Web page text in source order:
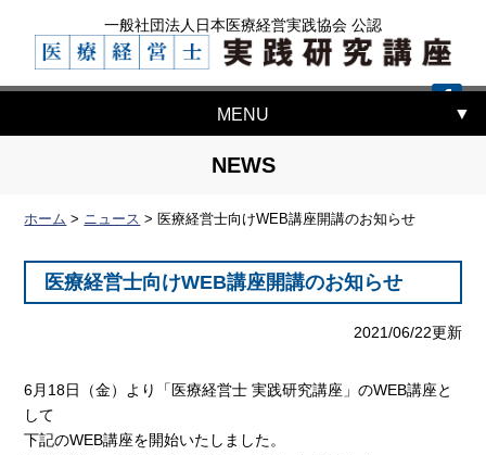
一般社団法人日本医療経営実践協会 公認
MENU
NEWS
ホーム > ニュース > 医療経営士向けWEB講座開講のお知らせ
医療経営士向けWEB講座開講のお知らせ
2021/06/22更新
6月18日（金）より「医療経営士 実践研究講座」のWEB講座と
して
下記のWEB講座を開始いたしました。